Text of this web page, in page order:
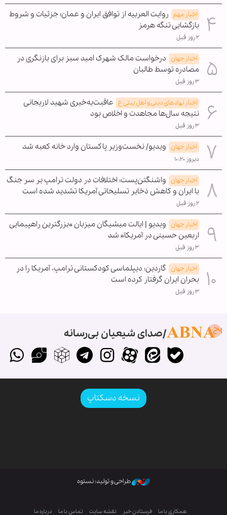
اخبار مهم روایت العربیه از توافق ایران و عمان؛ جزئیات و شروط
بازگشایی تنگه هرمز
۲ روز قبل
اخبار جهان درخواست مالک شهرک امید سبز برای بازنگری در
مصادره توسط طالبان
۳ روز قبل
اخبار نهادهای دینی و اهل بیتی ع عاقبت‌به‌خیری شهید لاریجانی
نتیجه سال‌ها مجاهدت و اخلاص بود
۳ روز قبل
اخبار جهان ویدیو/ نخست‌وزیر پاکستان وارد خانه کعبه شد
دیروز ۱۰:۲۰
اخبار جهان واشنگتن‌پست: اختلافات در دولت ترامپ بر سر جنگ
با ایران و کاهش ذخایر تسلیحاتی آمریکا تشدید شده است
۲ روز قبل
اخبار جهان ویدیو | ایالت میشیگان میزبان »بزرگترین راهپیمایی
اربعین حسینی در آمریکا« شد
۳ روز قبل
اخبار جهان گاردین: دیپلماسی کودکستانی ترامپ، آمریکا را در
بحران ایران گرفتار کرده است
۳ روز قبل
صدای شیعیان بی‌رسانه
نسخه دسکتاپ
طراحی و تولید: نستوه
همکاری با ما فرستادن خبر نقشه سایت تماس با ما درباره ما